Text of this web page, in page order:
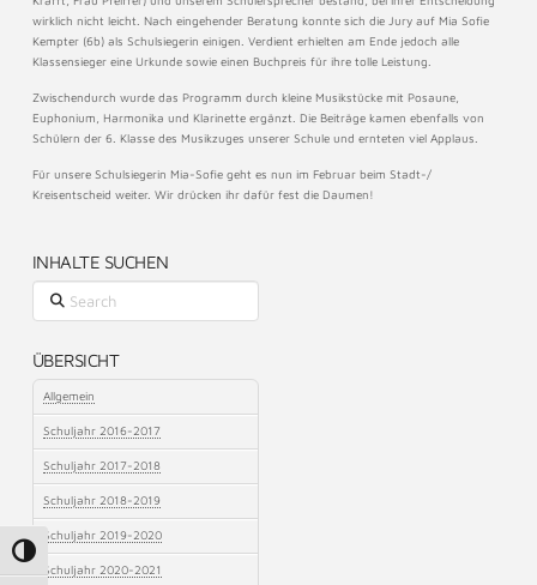
Umschalten auf hohe Kontraste
wirklich nicht leicht. Nach eingehender Beratung konnte sich die Jury auf Mia Sofie
Kempter (6b) als Schulsiegerin einigen. Verdient erhielten am Ende jedoch alle
Klassensieger eine Urkunde sowie einen Buchpreis für ihre tolle Leistung.
Zwischendurch wurde das Programm durch kleine Musikstücke mit Posaune,
Euphonium, Harmonika und Klarinette ergänzt. Die Beiträge kamen ebenfalls von
Schülern der 6. Klasse des Musikzuges unserer Schule und ernteten viel Applaus.
Für unsere Schulsiegerin Mia-Sofie geht es nun im Februar beim Stadt-/
Kreisentscheid weiter. Wir drücken ihr dafür fest die Daumen! ​
INHALTE SUCHEN
ÜBERSICHT
Allgemein
Schuljahr 2016-2017
Schuljahr 2017-2018
Schuljahr 2018-2019
Schuljahr 2019-2020
Schuljahr 2020-2021